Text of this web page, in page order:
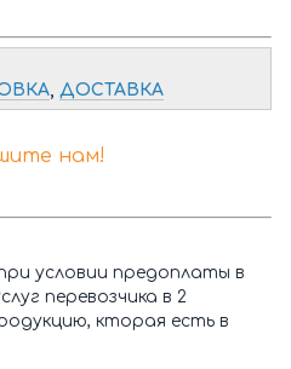
ДОСТАВКА
нам!
условии предоплаты в
перевозчика в 2
кторая есть в